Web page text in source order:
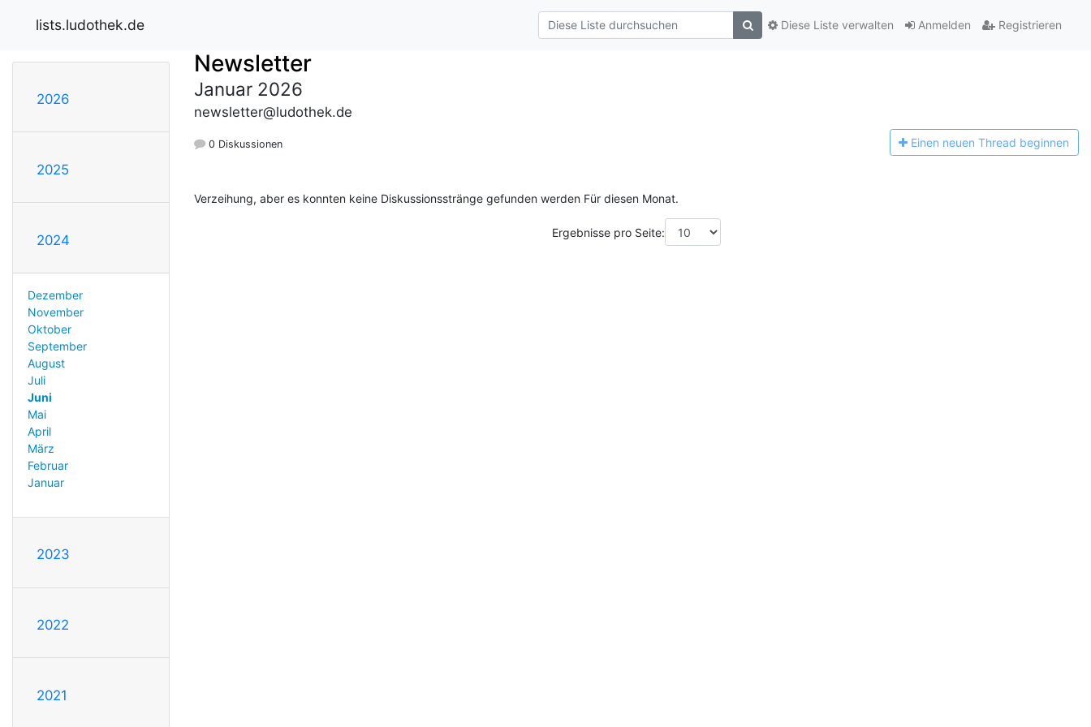
lists.ludothek.de Anmelden Registrieren
Diese Liste verwalten
2026
2025
2024
Dezember
November
Oktober
September
August
Juli
Juni
Mai
April
März
Februar
Januar
2023
2022
2021
Newsletter
Januar 2026
newsletter@ludothek.de
0 Diskussionen Einen neuen Thread beginnen
Verzeihung, aber es konnten keine Diskussionsstränge gefunden werden Für diesen Monat.
Ergebnisse pro Seite: